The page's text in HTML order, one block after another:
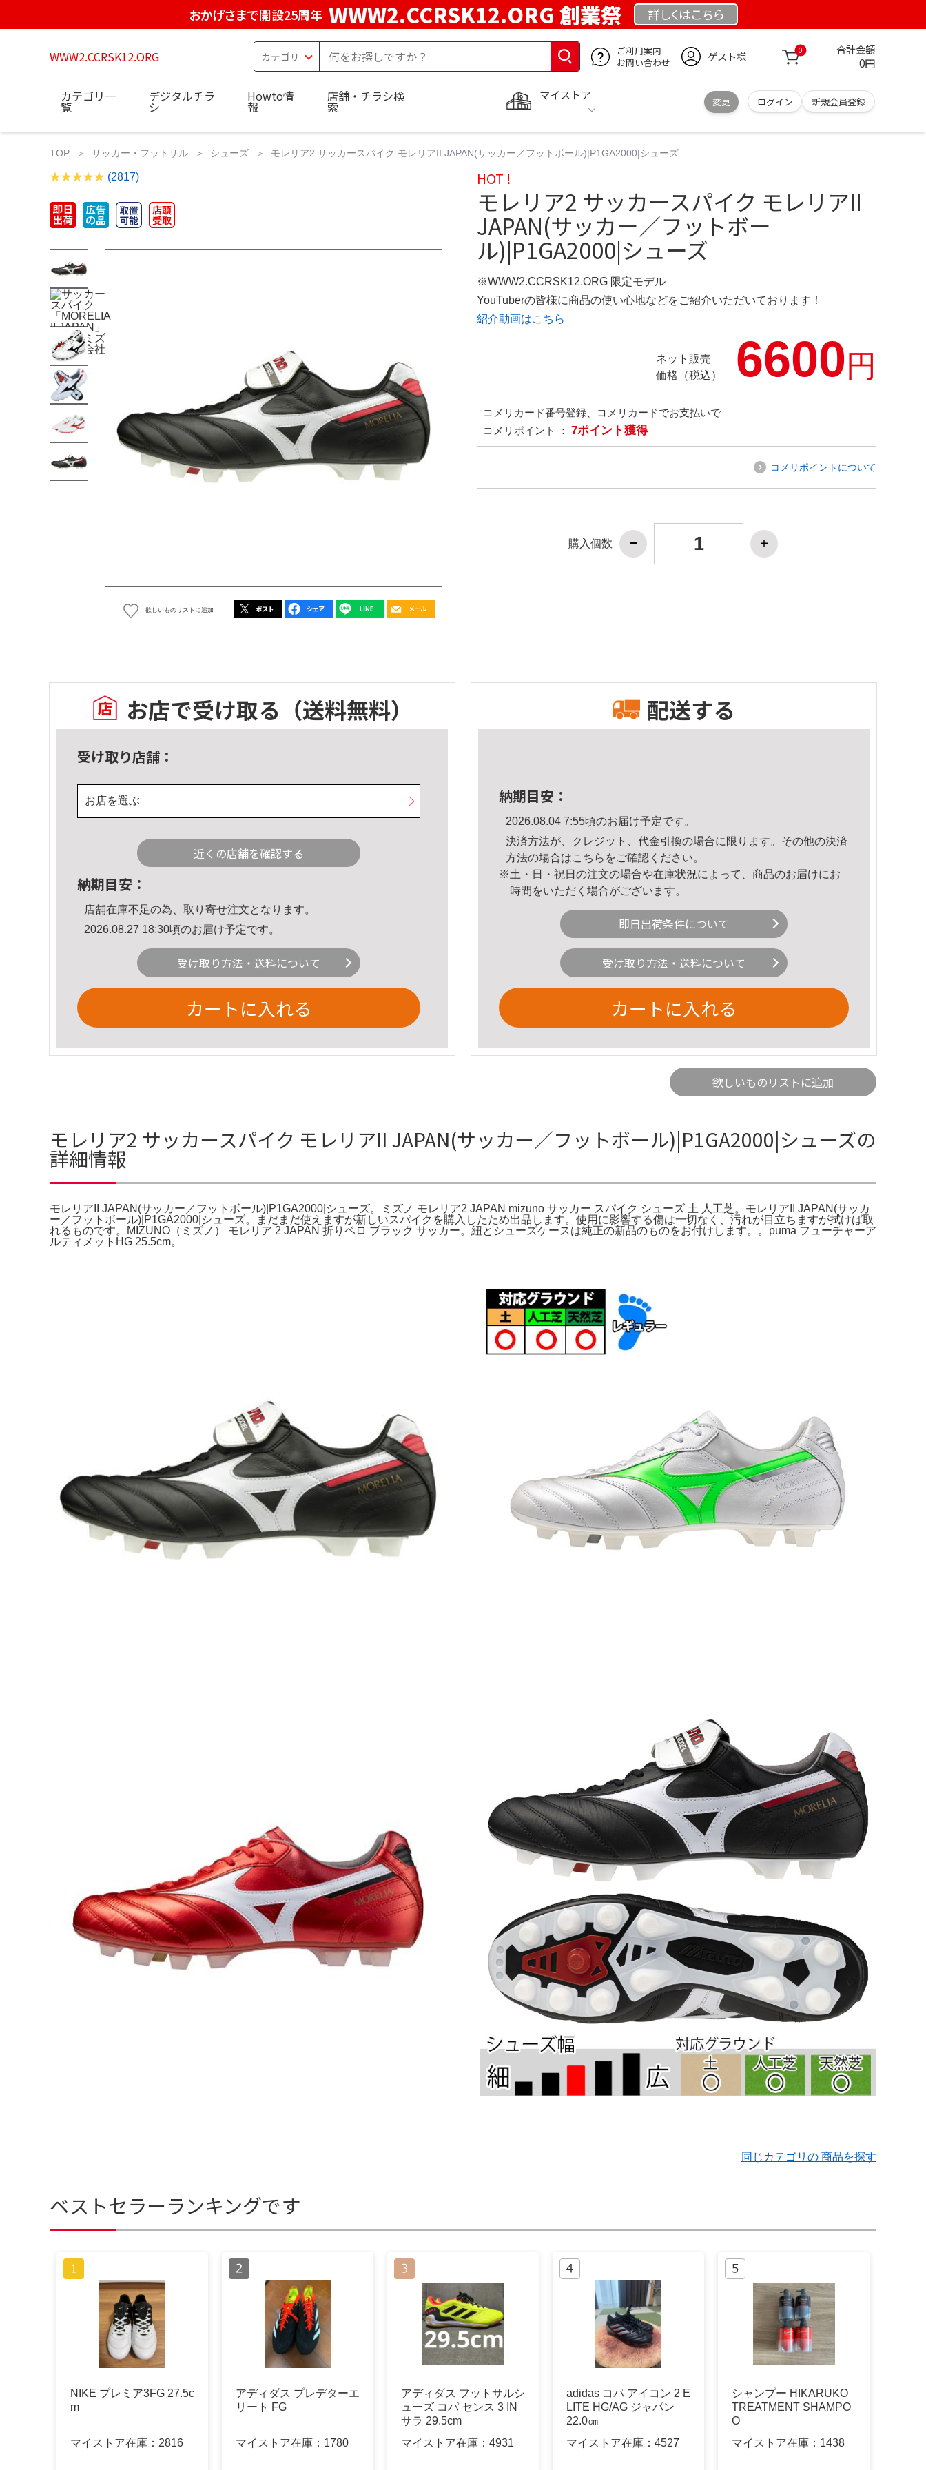
おかげさまで開設25周年 WWW2.CCRSK12.ORG 創業祭 詳しくはこちら
WWW2.CCRSK12.ORG
ご利用案内
お問い合わせ
ゲスト様 0 合計金額
0円
マイストア
変更 ログイン 新規会員登録
カテゴリ一
覧
デジタルチラ
シ
Howto情
報
店舗・チラシ検
索
TOP サッカー・フットサル シューズ モレリア2 サッカースパイク モレリアII JAPAN(サッカー／フットボール)|P1GA2000|シューズ
(2817)
欲しいものリストに追加
HOT !
モレリア2 サッカースパイク モレリアII
JAPAN(サッカー／フットボー
ル)|P1GA2000|シューズ
※WWW2.CCRSK12.ORG 限定モデル
YouTuberの皆様に商品の使い心地などをご紹介いただいております！
紹介動画はこちら
ネット販売
価格（税込）
6600円
コメリカード番号登録、コメリカードでお支払いで
コメリポイント ： 7ポイント獲得
コメリポイントについて
購入個数
お店で受け取る （送料無料）
受け取り店舗：
お店を選ぶ
近くの店舗を確認する
納期目安：
店舗在庫不足の為、取り寄せ注文となります。
2026.08.27 18:30頃のお届け予定です。
受け取り方法・送料について
カートに入れる
配送する
納期目安：
2026.08.04 7:55頃のお届け予定です。
決済方法が、クレジット、代金引換の場合に限ります。その他の決済
方法の場合はこちら をご確認ください。
※土・日・祝日の注文の場合や在庫状況によって、商品のお届けにお
時間をいただく場合がございます。
即日出荷条件について
受け取り方法・送料について
カートに入れる
欲しいものリストに追加
モレリア2 サッカースパイク モレリアII JAPAN(サッカー／フットボール)|P1GA2000|シューズの
詳細情報
モレリアII JAPAN(サッカー／フットボール)|P1GA2000|シューズ。ミズノ モレリア2 JAPAN mizuno サッカー スパイク シューズ 土 人工芝。モレリアII JAPAN(サッカ
ー／フットボール)|P1GA2000|シューズ。まだまだ使えますが新しいスパイクを購入したため出品します。使用に影響する傷は一切なく、汚れが目立ちますが拭けば取
れるものです。MIZUNO（ミズノ） モレリア 2 JAPAN 折りベロ ブラック サッカー。紐とシューズケースは純正の新品のものをお付けします。。puma フューチャーア
ルティメットHG 25.5cm。
同じカテゴリの 商品を探す
ベストセラーランキングです
NIKE プレミア3FG 27.5c
m
マイストア在庫： 2816
アディダス プレデターエ
リート FG
マイストア在庫： 1780
アディダス フットサルシ
ューズ コパ センス 3 IN
サラ 29.5cm
マイストア在庫： 4931
adidas コパ アイコン 2 E
LITE HG/AG ジャパン
22.0㎝
マイストア在庫： 4527
シャンプー HIKARUKO
TREATMENT SHAMPO
O
マイストア在庫： 1438